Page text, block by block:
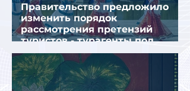
Правительство предложило
изменить порядок
рассмотрения претензий
туристов - турагенты под
ударом!